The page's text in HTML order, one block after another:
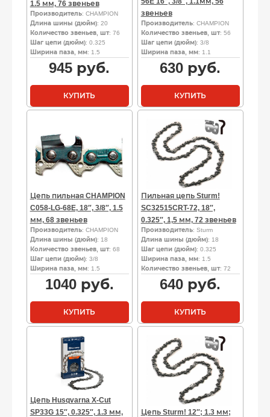
1.5 мм, 76 звеньев
Производитель: CHAMPION
Длина шины (дюйм): 20
Количество звеньев, шт: 76
Шаг цепи (дюйм): 0.325
Ширина паза, мм: 1.5
945 руб.
КУПИТЬ
звеньев
Производитель: CHAMPION
Количество звеньев, шт: 56
Шаг цепи (дюйм): 3/8
Ширина паза, мм: 1.1
630 руб.
КУПИТЬ
Цепь пильная CHAMPION
C058-LG-68E, 18″, 3/8″, 1.5
мм, 68 звеньев
Производитель: CHAMPION
Длина шины (дюйм): 18
Количество звеньев, шт: 68
Шаг цепи (дюйм): 3/8
Ширина паза, мм: 1.5
1040руб.
КУПИТЬ
Пильная цепь Sturm!
SC32515CRT-72, 18″,
0.325″, 1,5 мм, 72 звеньев
Производитель: Sturm
Длина шины (дюйм): 18
Шаг цепи (дюйм): 0.325
Ширина паза, мм: 1.5
Количество звеньев, шт: 72
640 руб.
КУПИТЬ
Цепь Husqvarna X-Cut
SP33G 15″, 0.325″, 1.3 мм,
Цепь Sturm! 12″; 1.3 мм;